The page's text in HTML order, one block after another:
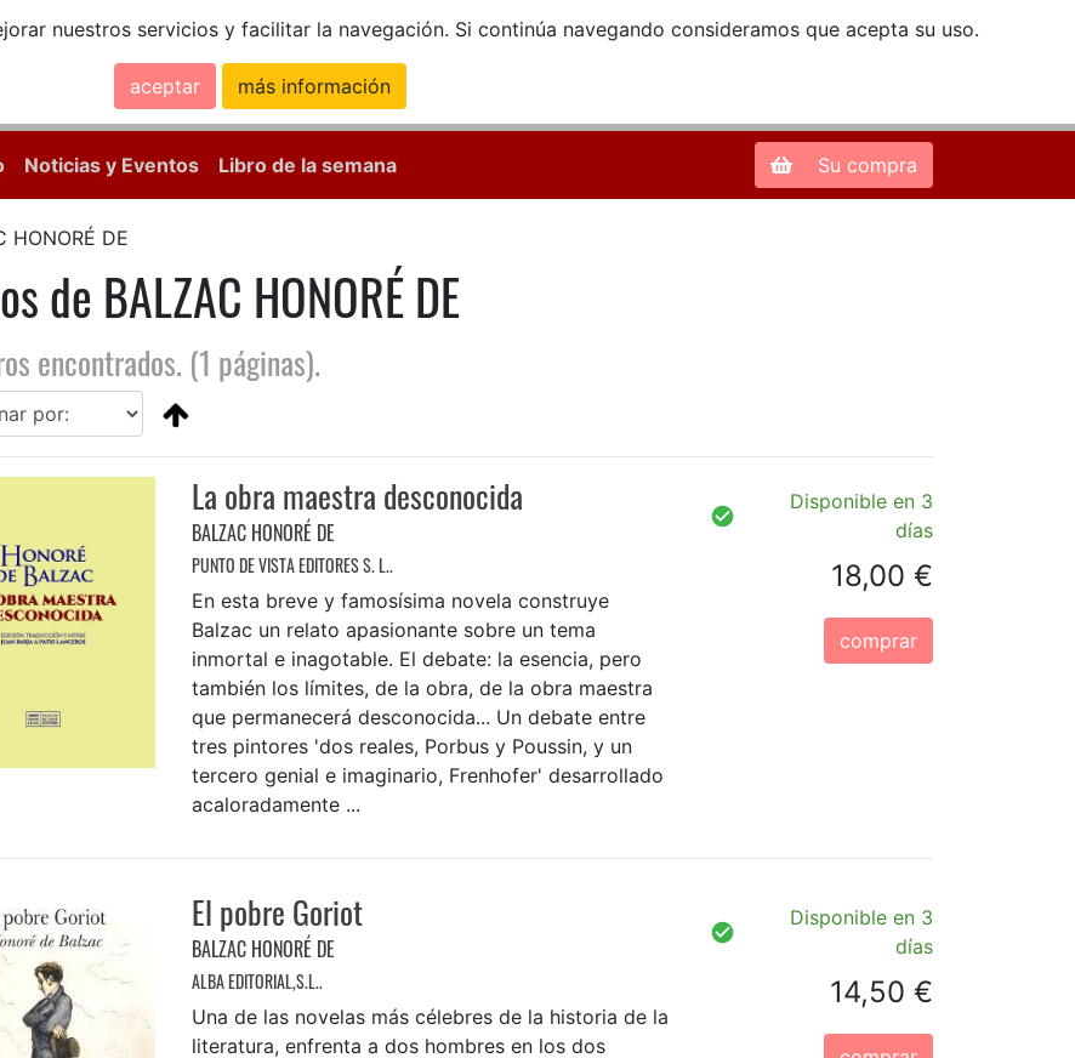
nuestros servicios y facilitar la navegación. Si continúa navegando consideramos que acepta su uso.
aceptar más información
Zona de Clientes
Noticias y Eventos Libro de la semana Su compra
HONORÉ DE
de BALZAC HONORÉ DE
encontrados. (1 páginas).
La obra maestra desconocida
BALZAC HONORÉ DE
PUNTO DE VISTA EDITORES S. L..
En esta breve y famosísima novela construye
Balzac un relato apasionante sobre un tema
inmortal e inagotable. El debate: la esencia, pero
también los límites, de la obra, de la obra maestra
que permanecerá desconocida... Un debate entre
tres pintores 'dos reales, Porbus y Poussin, y un
tercero genial e imaginario, Frenhofer' desarrollado
acaloradamente ...
Disponible en 3
días
18,00 €
comprar
El pobre Goriot
BALZAC HONORÉ DE
ALBA EDITORIAL,S.L..
Una de las novelas más célebres de la historia de la
literatura, enfrenta a dos hombres en los dos
Disponible en 3
días
14,50 €